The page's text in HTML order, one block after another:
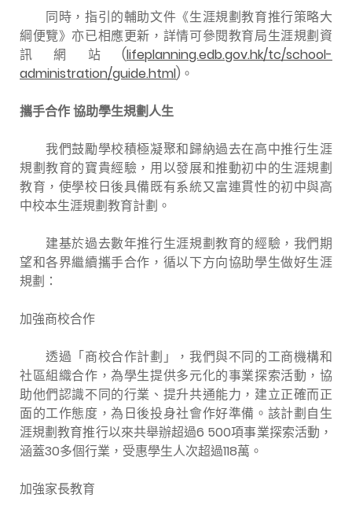
同時，指引的輔助文件《生涯規劃教育推行策略大
綱便覽》亦已相應更新，詳情可參閱教育局生涯規劃資
訊網站(lifeplanning.edb.gov.hk/tc/school-
administration/guide.html)。
攜手合作協助學生規劃人生
我們鼓勵學校積極凝聚和歸納過去在高中推行生涯
規劃教育的寶貴經驗，用以發展和推動初中的生涯規劃
教育，使學校日後具備既有系統又富連貫性的初中與高
中校本生涯規劃教育計劃。
建基於過去數年推行生涯規劃教育的經驗，我們期
望和各界繼續攜手合作，循以下方向協助學生做好生涯
規劃：
加強商校合作
透過「商校合作計劃」，我們與不同的工商機構和
社區組織合作，為學生提供多元化的事業探索活動，協
助他們認識不同的行業、提升共通能力，建立正確而正
面的工作態度，為日後投身社會作好準備。該計劃自生
涯規劃教育推行以來共舉辦超過6 500項事業探索活動，
涵蓋30多個行業，受惠學生人次超過118萬。
加強家長教育